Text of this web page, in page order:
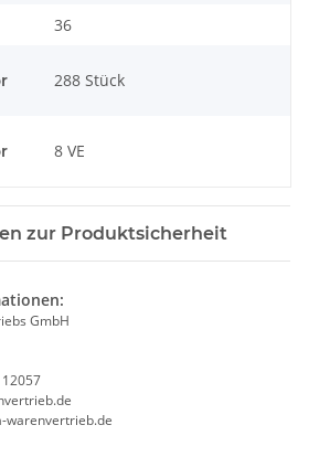
36
288 Stück
8 VE
zur Produktsicherheit
GmbH
warenvertrieb.de